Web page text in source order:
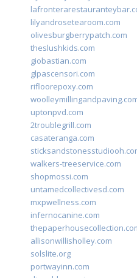
lilyandrosetearoom.com
olivesburgberrypatch.com
theslushkids.com
giobastian.com
glpascensori.com
rifloorepoxy.com
uptonpvd.com
2troublegrill.com
casateranga.com
walkers-treeservice.com
shopmossi.com
untamedcollectivesd.com
mxpwellness.com
infernocanine.com
allisonwillisholley.com
solslite.org
portwayinn.com